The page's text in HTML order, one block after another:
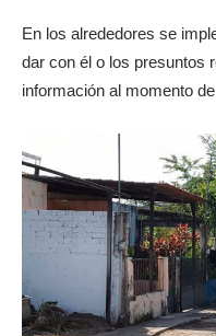
En los alrededores se
dar con él o los presuntos
información al momento